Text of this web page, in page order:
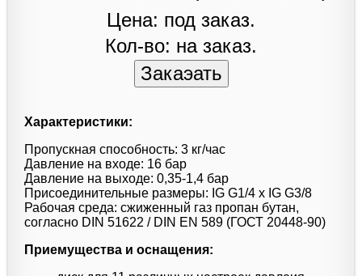
Цена: под заказ.
Кол-во: на заказ.
Характеристики:
Пропускная способность: 3 кг/час
Давление на входе: 16 бар
Давление на выходе: 0,35-1,4 бар
Присоединительные размеры: IG G1/4 x IG G3/8
Рабочая среда: сжиженный газ пропан бутан,
согласно DIN 51622 / DIN EN 589 (ГОСТ 20448-90)
Приемущества и оснащения: